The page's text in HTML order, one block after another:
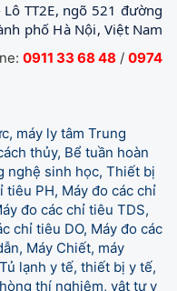
Lô TT2E, ngõ 521 đường
phố Hà Nội, Việt Nam
0911 33 68 48 / 0974
máy ly tâm Trung
thủy, Bể tuần hoàn
nghệ sinh học, Thiết bị
tiêu PH, Máy đo các chỉ
đo các chỉ tiêu TDS,
chỉ tiêu DO, Máy đo các
Máy Chiết, máy
lạnh y tế, thiết bị y tế,
thí nghiệm, vật tư y